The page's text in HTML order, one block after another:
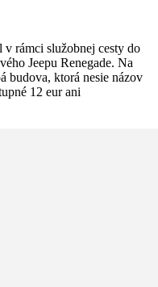
v rámci služobnej cesty do
Jeepu Renegade. Na
budova, ktorá nesie názov
12 eur ani